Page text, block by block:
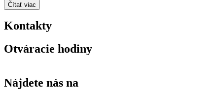
Čítať viac
Kontakty
Otváracie hodiny
Nájdete nás na